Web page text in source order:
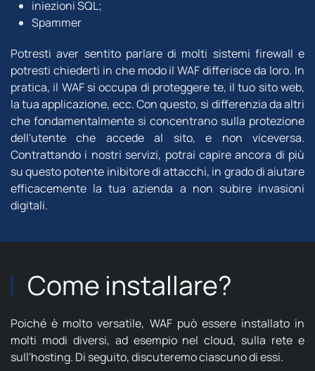
iniezioni SQL;
Spammer
Potresti aver sentito parlare di molti sistemi firewall e
potresti chiederti in che modo il WAF differisce da loro. In
pratica, il WAF si occupa di proteggere te, il tuo sito web,
la tua applicazione, ecc. Con questo, si differenzia da altri
che fondamentalmente si concentrano sulla protezione
dell'utente che accede al sito, e non viceversa.
Contrattando i nostri servizi, potrai capire ancora di più
su questo potente inibitore di attacchi, in grado di aiutare
efficacemente la tua azienda a non subire invasioni
digitali.
Come installare?
Poiché è molto versatile, WAF può essere installato in
molti modi diversi, ad esempio nel cloud, sulla rete e
sull'hosting. Di seguito, discuteremo ciascuno di essi.